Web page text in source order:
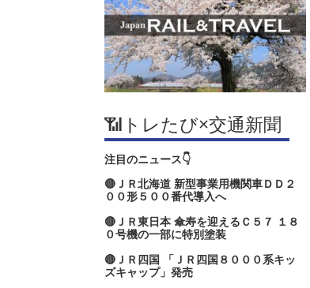
📶トレたび×交通新聞
注目のニュース👇
🔴ＪＲ北海道 新型事業用機関車ＤＤ２
００形５００番代導入へ
🔴ＪＲ東日本 傘寿を迎えるＣ５７ １８
０号機の一部に特別塗装
🔴ＪＲ四国 「ＪＲ四国８０００系キッ
ズキャップ」発売